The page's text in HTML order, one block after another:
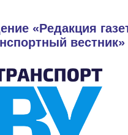
«Редакция
вестник»